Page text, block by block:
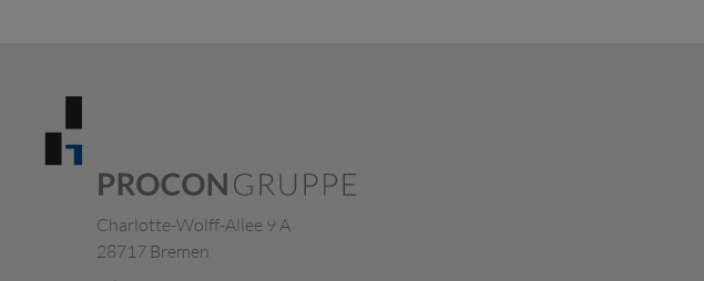
Charlotte-Wolff-Allee 9 A
28717 Bremen